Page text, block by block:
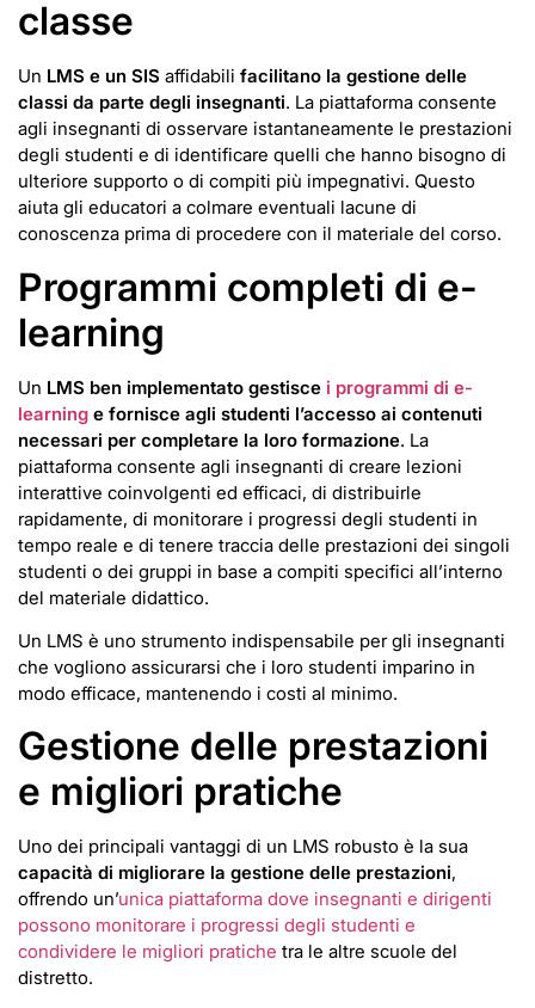
classe
Un LMS e un SIS affidabili facilitano la gestione delle
classi da parte degli insegnanti. La piattaforma consente
agli insegnanti di osservare istantaneamente le prestazioni
degli studenti e di identificare quelli che hanno bisogno di
ulteriore supporto o di compiti più impegnativi. Questo
aiuta gli educatori a colmare eventuali lacune di
conoscenza prima di procedere con il materiale del corso.
Programmi completi di e-
learning
Un LMS ben implementato gestisce i programmi di e-
learning e fornisce agli studenti l’accesso ai contenuti
necessari per completare la loro formazione. La
piattaforma consente agli insegnanti di creare lezioni
interattive coinvolgenti ed efficaci, di distribuirle
rapidamente, di monitorare i progressi degli studenti in
tempo reale e di tenere traccia delle prestazioni dei singoli
studenti o dei gruppi in base a compiti specifici all’interno
del materiale didattico.
Un LMS è uno strumento indispensabile per gli insegnanti
che vogliono assicurarsi che i loro studenti imparino in
modo efficace, mantenendo i costi al minimo.
Gestione delle prestazioni
e migliori pratiche
Uno dei principali vantaggi di un LMS robusto è la sua
capacità di migliorare la gestione delle prestazioni,
offrendo un’unica piattaforma dove insegnanti e dirigenti
possono monitorare i progressi degli studenti e
condividere le migliori pratiche tra le altre scuole del
distretto.